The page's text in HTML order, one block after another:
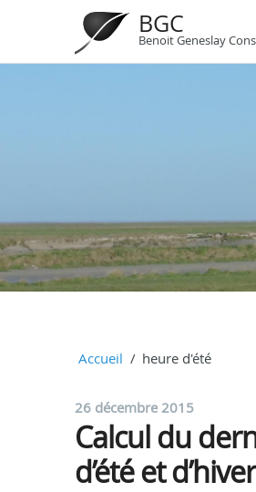
BGC
Benoit Geneslay
Accueil heure d'été
26 décembre 2015
Calcul du
d’été et d’hiver